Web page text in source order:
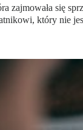
zajmowała się
który nie